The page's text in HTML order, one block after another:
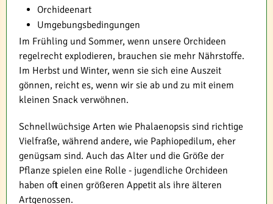
Orchideenart
Umgebungsbedingungen
Im Frühling und Sommer, wenn unsere Orchideen
regelrecht explodieren, brauchen sie mehr Nährstoffe.
Im Herbst und Winter, wenn sie sich eine Auszeit
gönnen, reicht es, wenn wir sie ab und zu mit einem
kleinen Snack verwöhnen.
Schnellwüchsige Arten wie Phalaenopsis sind richtige
Vielfraße, während andere, wie Paphiopedilum, eher
genügsam sind. Auch das Alter und die Größe der
Pflanze spielen eine Rolle - jugendliche Orchideen
haben oft einen größeren Appetit als ihre älteren
Artgenossen.